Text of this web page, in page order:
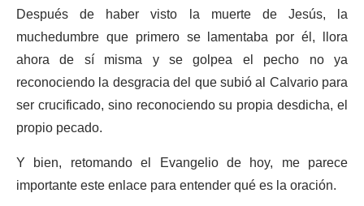
Después de haber visto la muerte de Jesús, la
muchedumbre que primero se lamentaba por él, llora
ahora de sí misma y se golpea el pecho no ya
reconociendo la desgracia del que subió al Calvario para
ser crucificado, sino reconociendo su propia desdicha, el
propio pecado.
Y bien, retomando el Evangelio de hoy, me parece
importante este enlace para entender qué es la oración.